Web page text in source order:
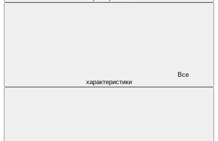
характеристики